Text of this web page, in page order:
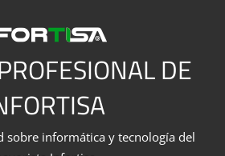
DE
sobre informática y tecnología del